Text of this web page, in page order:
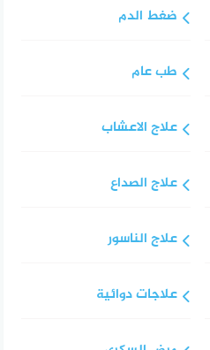
ضغط الدم
طب عام
علاج الاعشاب
علاج الصداع
علاج الناسور
علاجات دوائية